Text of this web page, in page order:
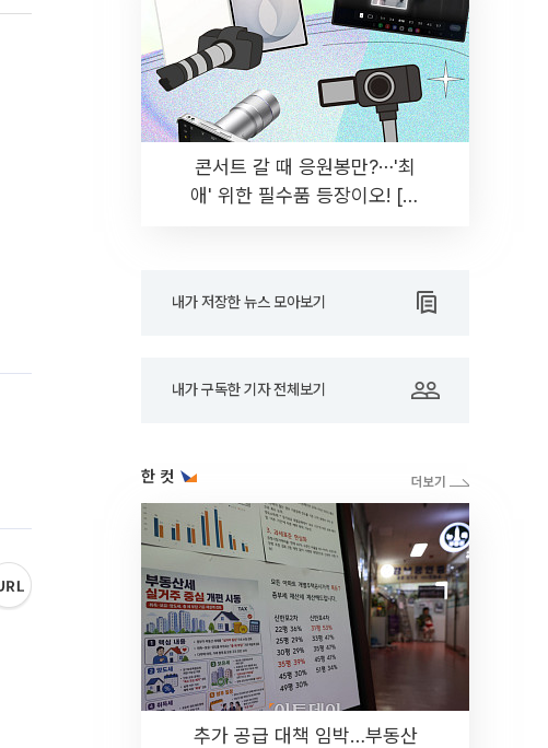
콘서트 갈 때 응원봉만?⋯'최
애' 위한 필수품 등장이오! [솔
내가 저장한 뉴스 모아보기
내가 구독한 기자 전체보기
한 컷
추가 공급 대책 임박…부동산